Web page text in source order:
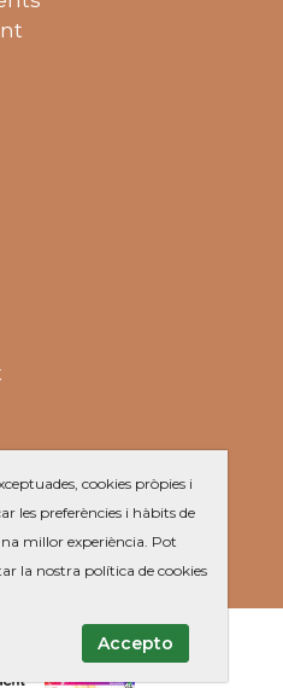
cookies pròpies i
les preferències i hàbits de
millor experiència. Pot
la nostra política de cookies
Accepto